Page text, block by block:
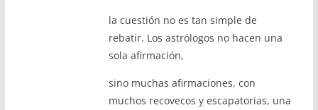
la cuestión no es tan simple de
rebatir. Los astrólogos no hacen una
sola afirmación,
sino muchas afirmaciones, con
muchos recovecos y escapatorias, una